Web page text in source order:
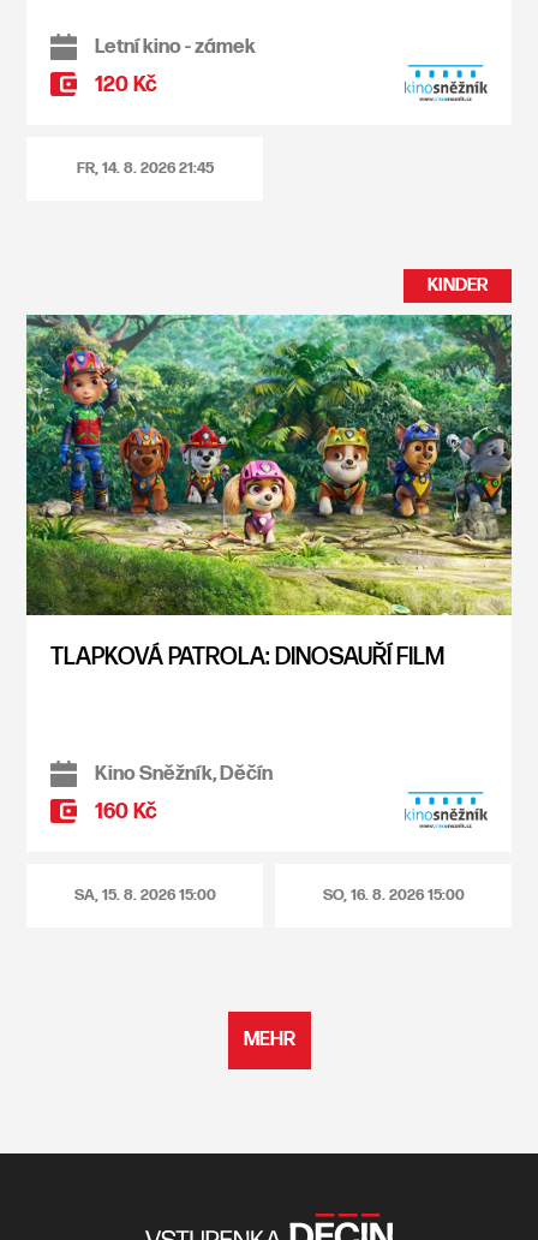
Letní kino - zámek
120 Kč
FR, 14. 8. 202621:45
KINDER
TLAPKOVÁ PATROLA: DINOSAUŘÍ FILM
Kino Sněžník, Děčín
160 Kč
SA, 15. 8. 202615:00 SO, 16. 8. 202615:00
MEHR